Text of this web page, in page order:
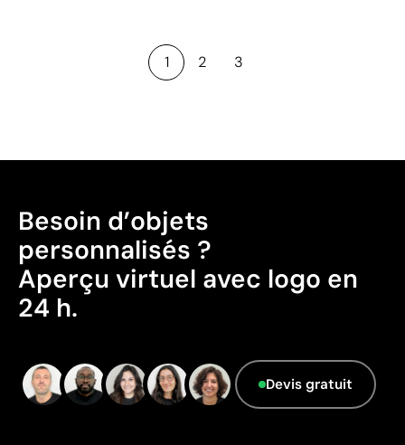
1 2 3
Besoin d’objets
personnalisés ?
Aperçu virtuel avec logo en
24 h.
Devis gratuit